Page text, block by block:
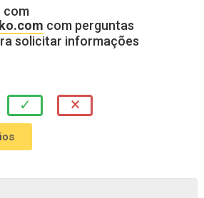
com
com perguntas
solicitar informações
✓ ×